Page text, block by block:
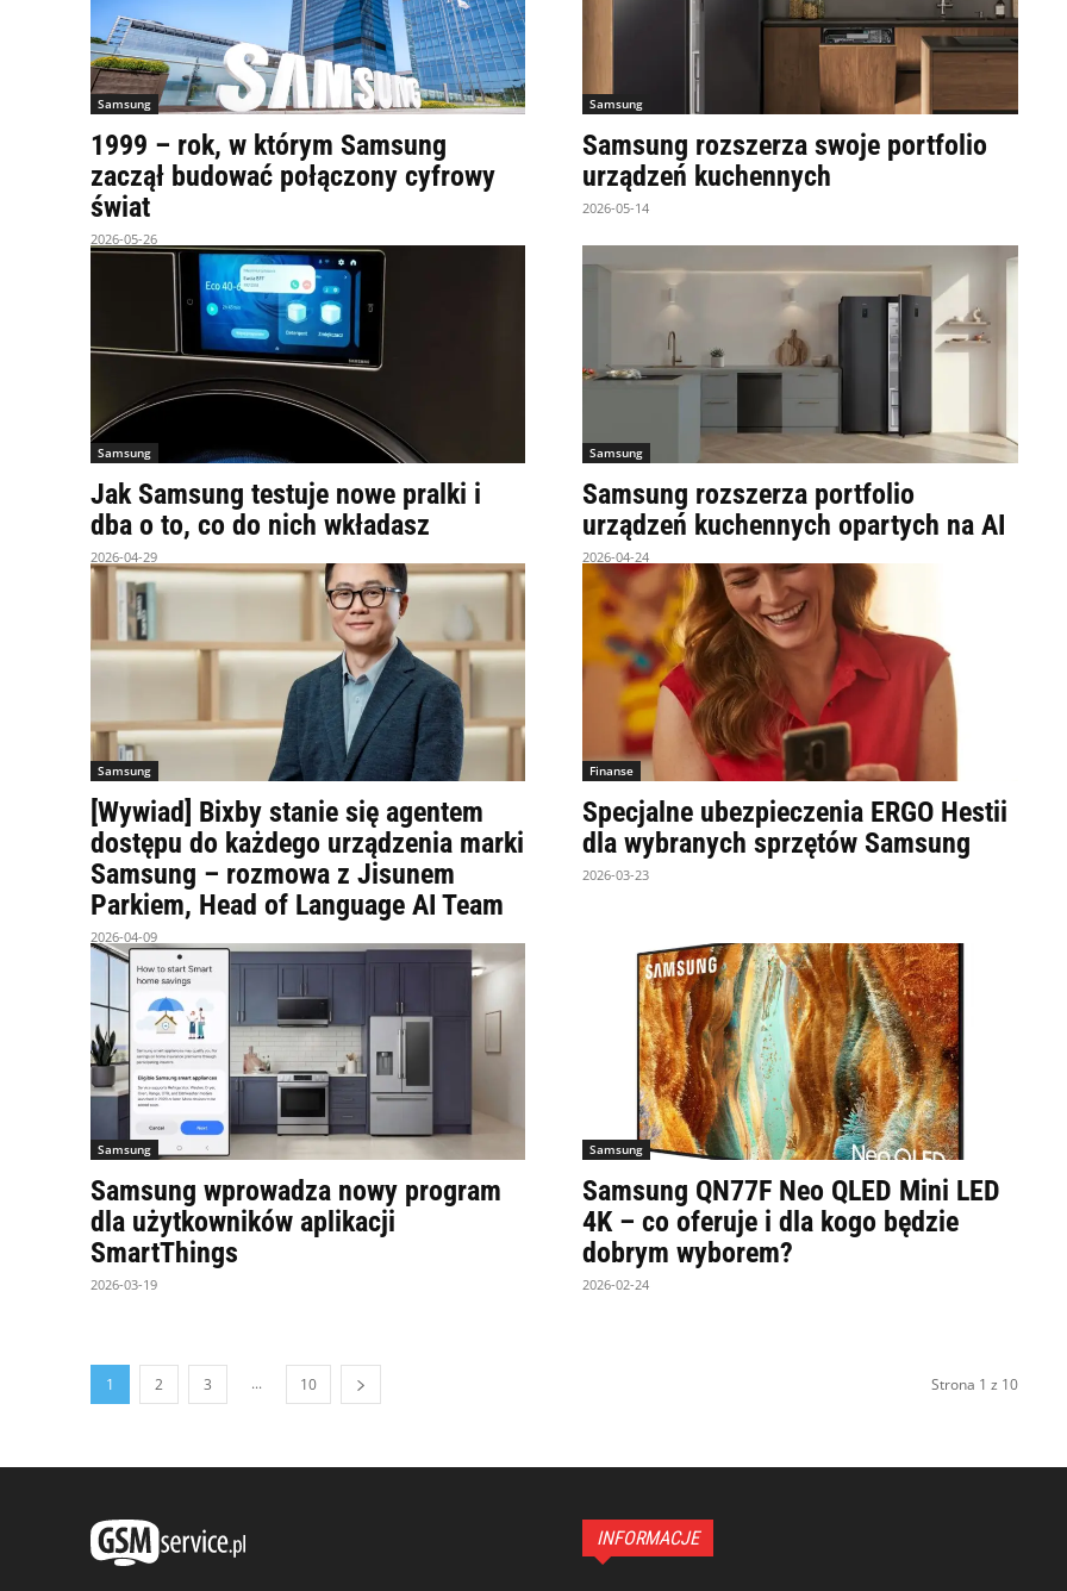
Samsung
1999 – rok, w którym Samsung
zaczął budować połączony cyfrowy
świat
2026-05-26
Samsung
Samsung rozszerza swoje portfolio
urządzeń kuchennych
2026-05-14
Samsung
Jak Samsung testuje nowe pralki i
dba o to, co do nich wkładasz
2026-04-29
Samsung
Samsung rozszerza portfolio
urządzeń kuchennych opartych na AI
2026-04-24
Samsung
[Wywiad] Bixby stanie się agentem
dostępu do każdego urządzenia marki
Samsung – rozmowa z Jisunem
Parkiem, Head of Language AI Team
2026-04-09
Finanse
Specjalne ubezpieczenia ERGO Hestii
dla wybranych sprzętów Samsung
2026-03-23
Samsung
Samsung wprowadza nowy program
dla użytkowników aplikacji
SmartThings
2026-03-19
Samsung
Samsung QN77F Neo QLED Mini LED
4K – co oferuje i dla kogo będzie
dobrym wyborem?
2026-02-24
1 2 3 ... 10 Strona 1 z 10
INFORMACJE